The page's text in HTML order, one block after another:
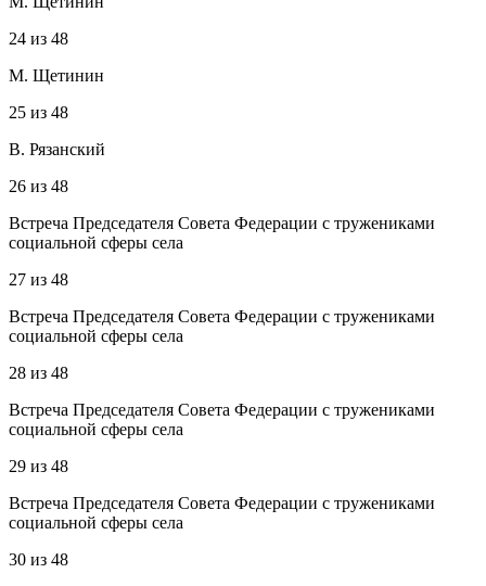
24 из 48
М. Щетинин
25 из 48
В. Рязанский
26 из 48
Встреча Председателя Совета Федерации с тружениками
социальной сферы села
27 из 48
Встреча Председателя Совета Федерации с тружениками
социальной сферы села
28 из 48
Встреча Председателя Совета Федерации с тружениками
социальной сферы села
29 из 48
Встреча Председателя Совета Федерации с тружениками
социальной сферы села
30 из 48